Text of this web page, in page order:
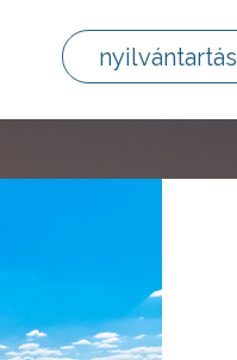
nyilvántartás